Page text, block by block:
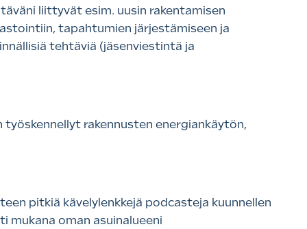
liittyvät esim. uusin rakentamisen
tapahtumien järjestämiseen ja
tehtäviä (jäsenviestintä ja
työskennellyt rakennusten energiankäytön,
pitkiä kävelylenkkejä podcasteja kuunnellen
mukana oman asuinalueeni